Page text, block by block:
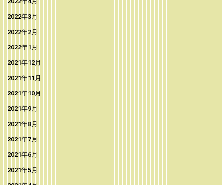
2022年3月
2022年2月
2022年1月
2021年12月
2021年11月
2021年10月
2021年9月
2021年8月
2021年7月
2021年6月
2021年5月